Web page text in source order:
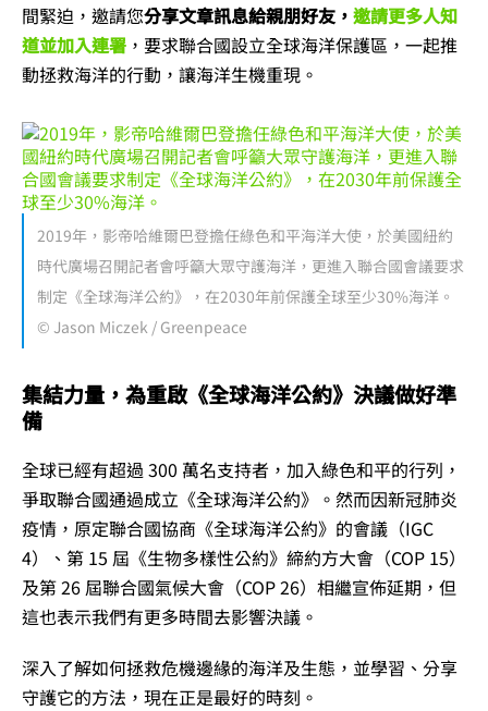
間緊迫，邀請您分享文章訊息給親朋好友， 邀請更多人知
道並加入連署 ，要求聯合國設立全球海洋保護區，一起推
動拯救海洋的行動，讓海洋生機重現。
2019年，影帝哈維爾巴登擔任綠色和平海洋大使，於美國紐約
時代廣場召開記者會呼籲大眾守護海洋，更進入聯合國會議要求
制定《全球海洋公約》，在2030年前保護全球至少30%海洋。
© Jason Miczek / Greenpeace
集結力量，為重啟《全球海洋公約》決議做好準
備
全球已經有超過 300 萬名支持者，加入綠色和平的行列，
爭取聯合國通過成立《全球海洋公約》。然而因新冠肺炎
疫情，原定聯合國協商《全球海洋公約》的會議（IGC
4）、第 15 屆《生物多樣性公約》締約方大會（COP 15）
及第 26 屆聯合國氣候大會（COP 26）相繼宣佈延期，但
這也表示我們有更多時間去影響決議。
深入了解如何拯救危機邊緣的海洋及生態，並學習、分享
守護它的方法，現在正是最好的時刻。